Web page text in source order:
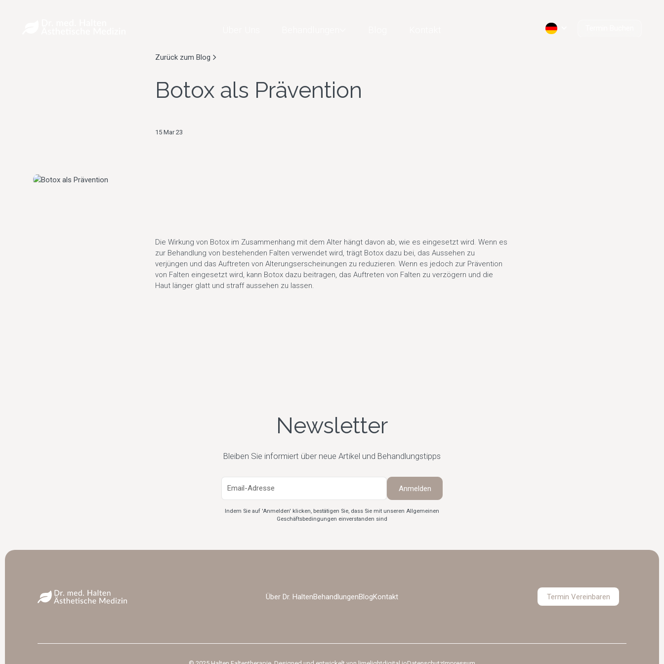
Zurück zum Blog
Botox als Prävention
15 Mar 23
Die Wirkung von Botox im Zusammenhang mit dem Alter hängt davon ab, wie es eingesetzt wird. Wenn es
zur Behandlung von bestehenden Falten verwendet wird, trägt Botox dazu bei, das Aussehen zu
verjüngen und das Auftreten von Alterungserscheinungen zu reduzieren. Wenn es jedoch zur Prävention
von Falten eingesetzt wird, kann Botox dazu beitragen, das Auftreten von Falten zu verzögern und die
Haut länger glatt und straff aussehen zu lassen.
Newsletter
Bleiben Sie informiert über neue Artikel und Behandlungstipps
Indem Sie auf 'Anmelden' klicken, bestätigen Sie, dass Sie mit unseren Allgemeinen
Geschäftsbedingungen einverstanden sind
Über Dr. HaltenBehandlungenBlogKontakt Termin Vereinbaren